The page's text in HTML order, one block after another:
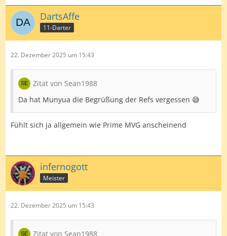
DartsAffe
11-Darter
22. Dezember 2025 um 15:43
Zitat von Sean1988
Da hat Munyua die Begrüßung der Refs vergessen 😅
Fühlt sich ja allgemein wie Prime MVG anscheinend
infernogott
Meister
22. Dezember 2025 um 15:43
Zitat von Sean1988